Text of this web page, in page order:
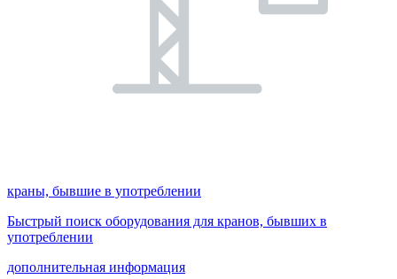
краны, бывшие в употреблении
Быстрый поиск оборудования для кранов, бывших в
употреблении
дополнительная информация